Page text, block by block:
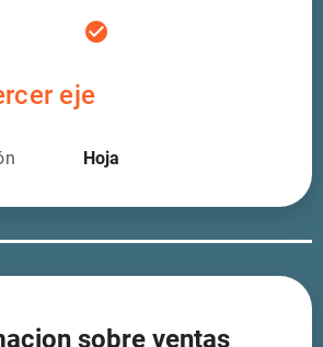
check_circle
eje
Hoja
sobre ventas